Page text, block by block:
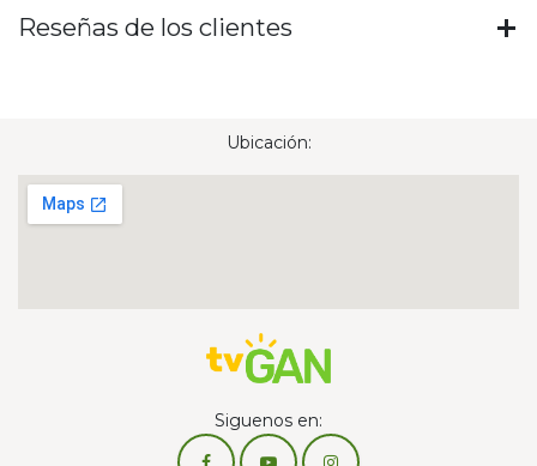
Reseñas de los clientes
Ubicación:
Siguenos en: